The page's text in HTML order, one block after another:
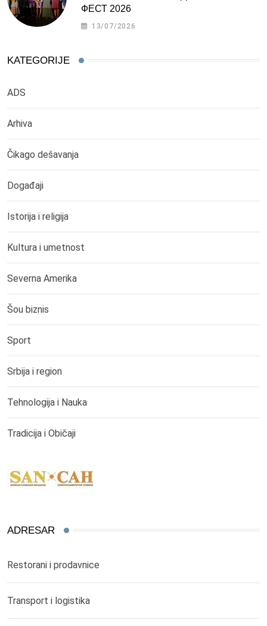
ФЕСТ 2026
13/07/2026
KATEGORIJE
ADS
Arhiva
Čikago dešavanja
Događaji
Istorija i religija
Kultura i umetnost
Severna Amerika
Šou biznis
Sport
Srbija i region
Tehnologija i Nauka
Tradicija i Običaji
ADRESAR
Restorani i prodavnice
Transport i logistika